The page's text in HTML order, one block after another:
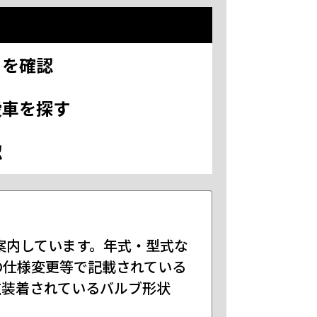
確認
を探す
しています。年式・型式な
様変更等で記載されている
着されているバルブ形状